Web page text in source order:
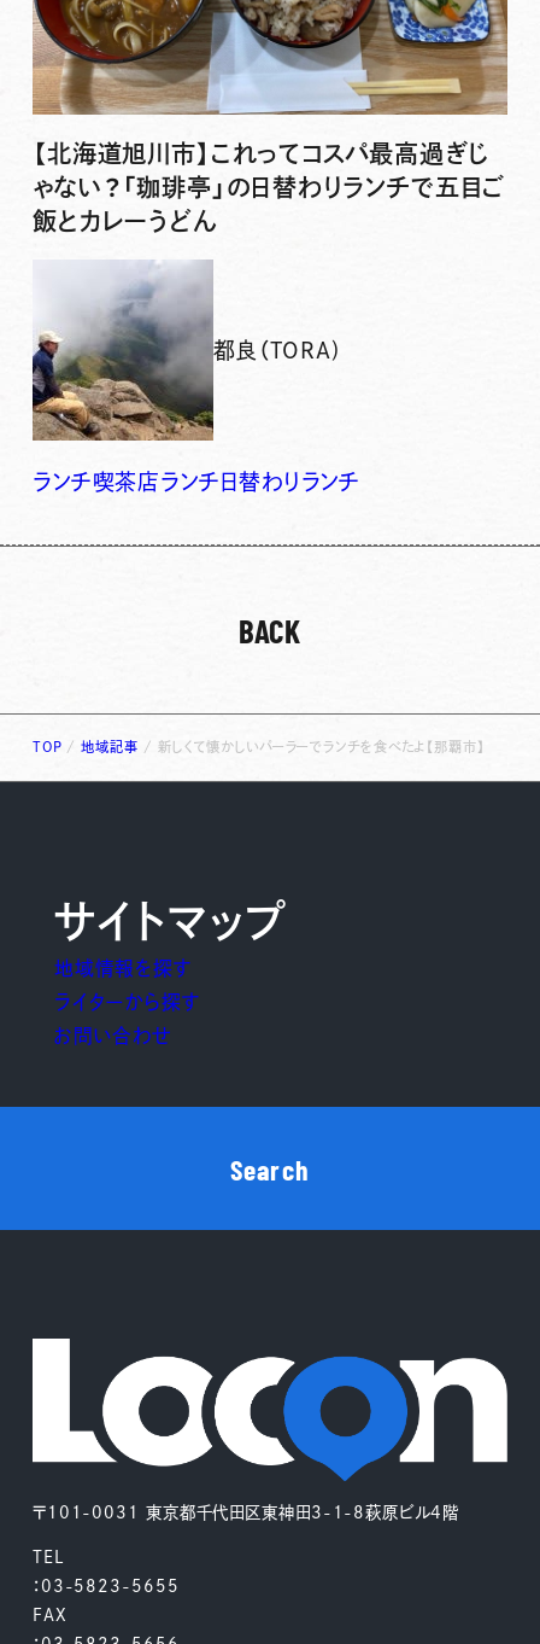
【北海道旭川市】これってコスパ最高過ぎじ
ゃない？「珈琲亭」の日替わりランチで五目ご
飯とカレーうどん
都良（TORA)
ランチ喫茶店ランチ 日替わりランチ
BACK
TOP /地域記事 / 新しくて懐かしいパーラーでランチを食べたよ【那覇市】
〒101-0031 東京都千代田区東神田3-1-8萩原ビル4階
TEL
：03-5823-5655
FAX
サイトマップ
地域情報を探す
ライターから探す
お問い合わせ
Search